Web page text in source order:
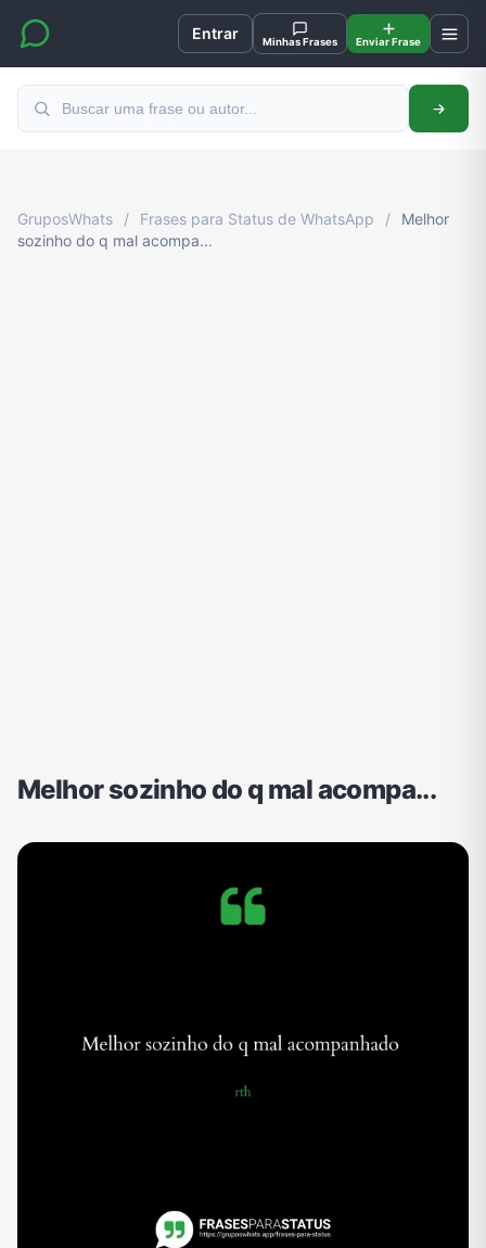
Entrar Minhas Frases Enviar Frase
GruposWhats / Frases para Status de WhatsApp /
Melhor
sozinho do q mal acompa...
Melhor sozinho do q mal acompa...